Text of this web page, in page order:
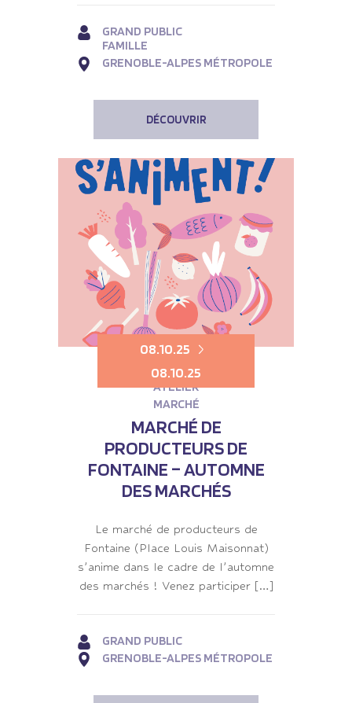
GRAND PUBLIC
FAMILLE
GRENOBLE-ALPES MÉTROPOLE
DÉCOUVRIR
08.10.25
08.10.25
ATELIER
MARCHÉ
MARCHÉ DE
PRODUCTEURS DE
FONTAINE – AUTOMNE
DES MARCHÉS
Le marché de producteurs de
Fontaine (Place Louis Maisonnat)
s’anime dans le cadre de l’automne
des marchés ! Venez participer […]
GRAND PUBLIC
GRENOBLE-ALPES MÉTROPOLE